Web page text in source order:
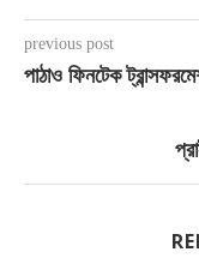
previous post
পাঠাও ফিনটেক